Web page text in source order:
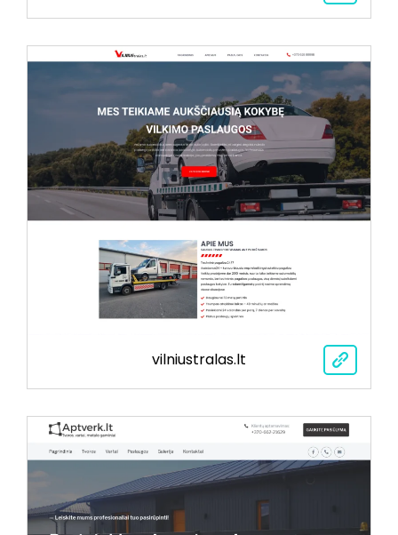
vilniustralas.lt